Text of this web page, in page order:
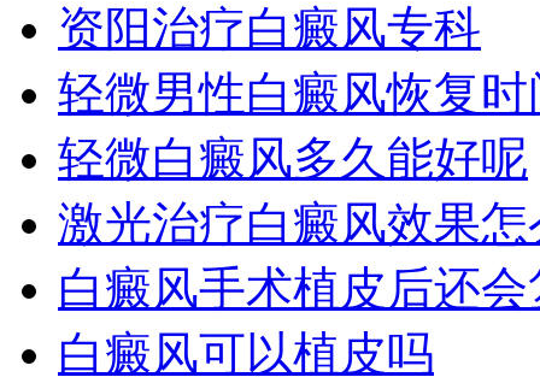
资阳治疗白癜风专科
轻微男性白癜风恢复
轻微白癜风多久能好呢
激光治疗白癜风效果怎
白癜风手术植皮后还
白癜风可以植皮吗